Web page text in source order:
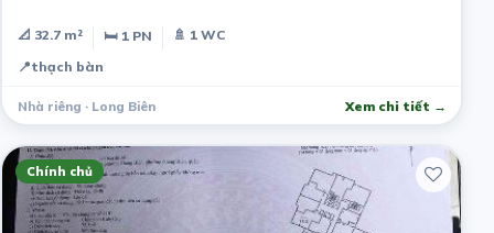
📐 32.7 m² 🛏 1 PN
🚿 1 WC
📍thạch bàn
Nhà riêng · Long Biên Xem chi tiết →
Chính chủ